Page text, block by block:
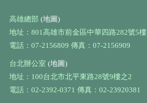
高雄總部 (地圖)
地址：801高雄市前金區中華四路282號5樓
電話：07-2156809 傳真：07-2156909
台北辦公室 (地圖)
地址：100台北市北平東路28號9樓之2
電話：02-2392-0371 傳真：02-23920381